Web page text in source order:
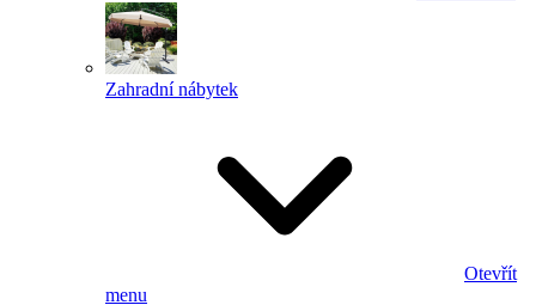
Zahradní nábytek
Otevřít
menu